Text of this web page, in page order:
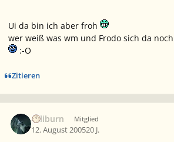
Ui da bin ich aber froh
wer weiß was wm und Frodo sich da
:-O
Zitieren
caliburn Mitglied
12. August 200520 J.